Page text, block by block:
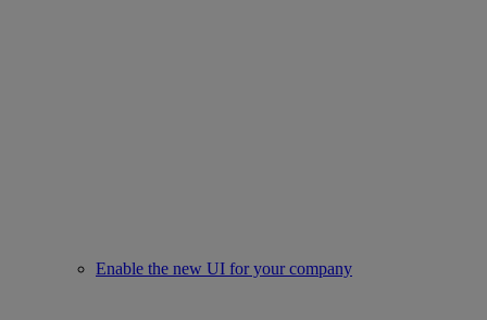
Enable the new UI for your company